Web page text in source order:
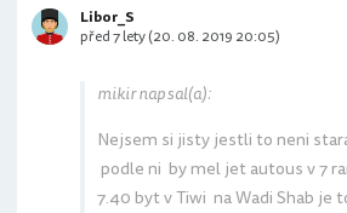
mikir napsal(a):
Nejsem si jisty jestli to neni
podle ni by mel jet autous v 7
7.40 byt v Tiwi na Wadi Shab je
Libor_S
před 7 lety (20. 08. 2019 20:05)